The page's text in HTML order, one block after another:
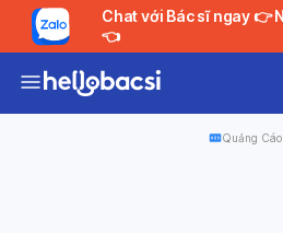
Chat với Bác sĩ ngay 👉 Nhận tư vấn MIỄN PHÍ
👈
Quảng Cáo